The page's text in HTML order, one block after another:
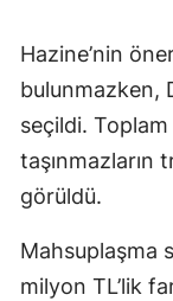
Hazine’nin
bulunmazken,
seçildi.
taşınmazların
görüldü.
Mahsuplaşma
milyon TL’lik